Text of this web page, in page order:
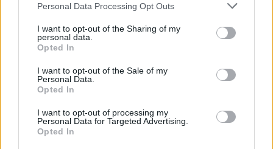
Personal Data Processing Opt Outs
I want to opt-out of the Sharing of my
personal data.
Opted In
I want to opt-out of the Sale of my
Personal Data.
Opted In
I want to opt-out of processing my
Personal Data for Targeted Advertising.
Opted In
Intanto continuano le trattative per cercare di